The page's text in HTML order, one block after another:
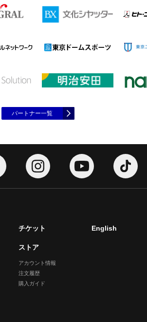
パートナー一覧
チケット
ストア
アカウント情報
注文履歴
購入ガイド
English